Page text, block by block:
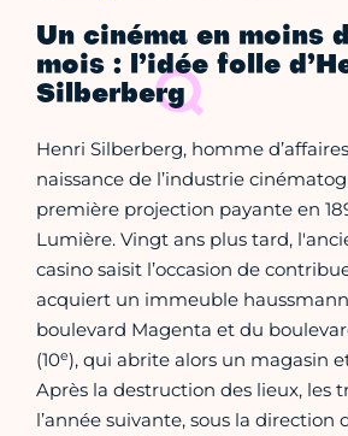
Un cinéma en moins
mois : l’idée folle
Silberberg
Henri Silberberg, homme
naissance de l’industrie
première projection payante en
Lumière. Vingt ans plus tard,
casino saisit l’occasion de
acquiert un immeuble
boulevard Magenta et du
(10e), qui abrite alors un magasin
Après la destruction des lieux, les
l’année suivante, sous la direction